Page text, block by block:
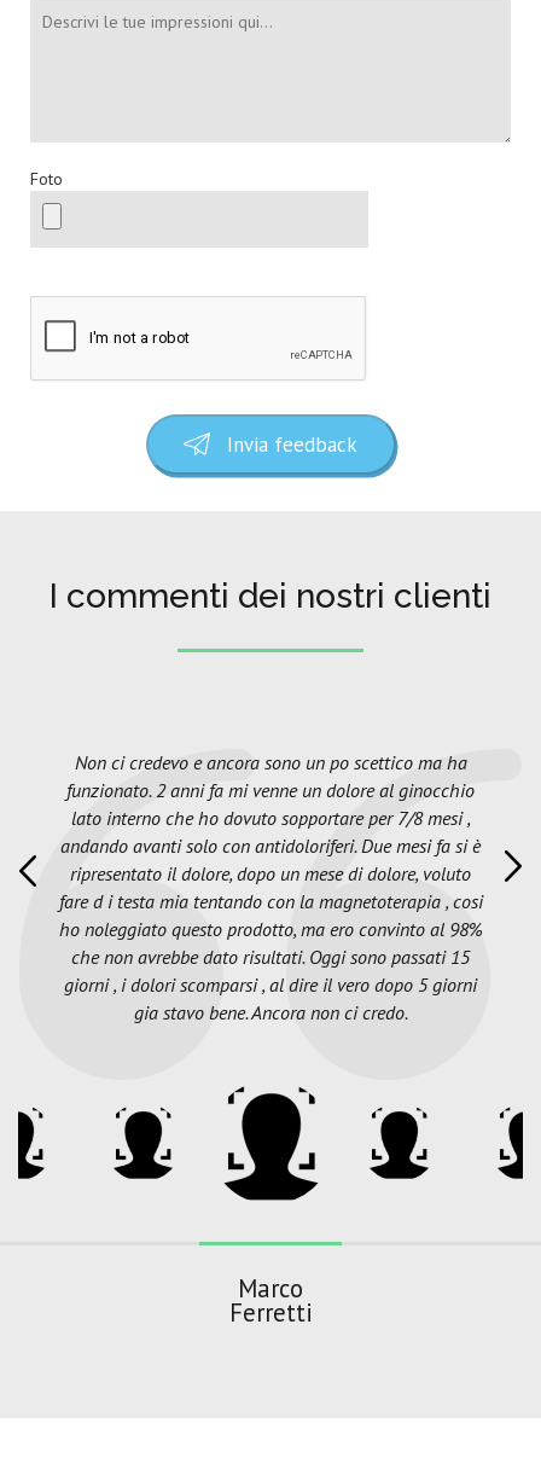
Foto
Invia feedback
I commenti dei nostri clienti
Non ci credevo e ancora sono un po scettico ma ha
funzionato. 2 anni fa mi venne un dolore al ginocchio
lato interno che ho dovuto sopportare per 7/8 mesi ,
andando avanti solo con antidoloriferi. Due mesi fa si è
ripresentato il dolore, dopo un mese di dolore, voluto
fare d i testa mia tentando con la magnetoterapia , cosi
ho noleggiato questo prodotto, ma ero convinto al 98%
che non avrebbe dato risultati. Oggi sono passati 15
giorni , i dolori scomparsi , al dire il vero dopo 5 giorni
gia stavo bene. Ancora non ci credo.
Marco
Ferretti